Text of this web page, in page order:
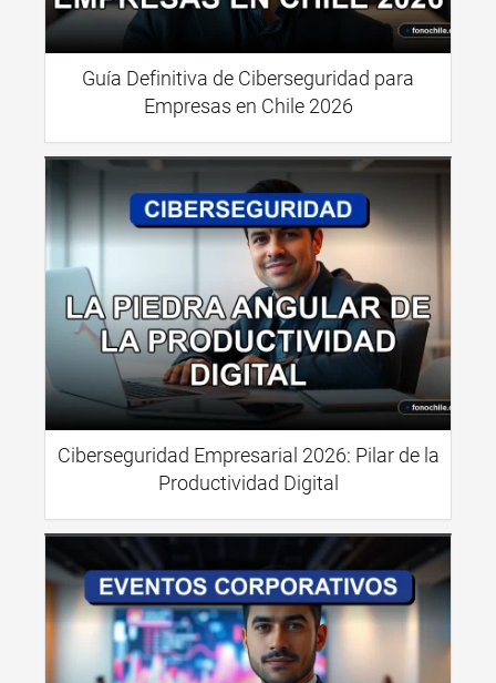
Guía Definitiva de Ciberseguridad para
Empresas en Chile 2026
Ciberseguridad Empresarial 2026: Pilar de la
Productividad Digital